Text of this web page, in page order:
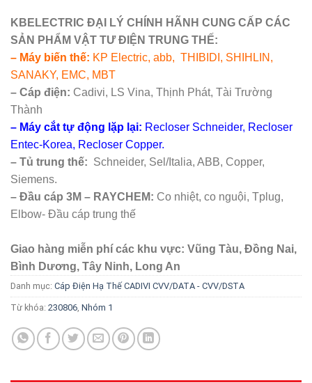
KBELECTRIC ĐẠI LÝ CHÍNH HÃNH CUNG CẤP CÁC
SẢN PHẨM VẬT TƯ ĐIỆN TRUNG THẾ:
– Máy biến thế: KP Electric, abb, THIBIDI, SHIHLIN,
SANAKY, EMC, MBT
– Cáp điện: Cadivi, LS Vina, Thịnh Phát, Tài Trường
Thành
– Máy cắt tự động lặp lại: Recloser Schneider, Recloser
Entec-Korea, Recloser Copper.
– Tủ trung thế: Schneider, Sel/Italia, ABB, Copper,
Siemens.
– Đầu cáp 3M – RAYCHEM: Co nhiệt, co nguội, Tplug,
Elbow- Đầu cáp trung thế
Giao hàng miễn phí các khu vực: Vũng Tàu, Đồng Nai,
Bình Dương, Tây Ninh, Long An
Danh mục: Cáp Điện Hạ Thế CADIVI CVV/DATA - CVV/DSTA
Từ khóa: 230806, Nhóm 1